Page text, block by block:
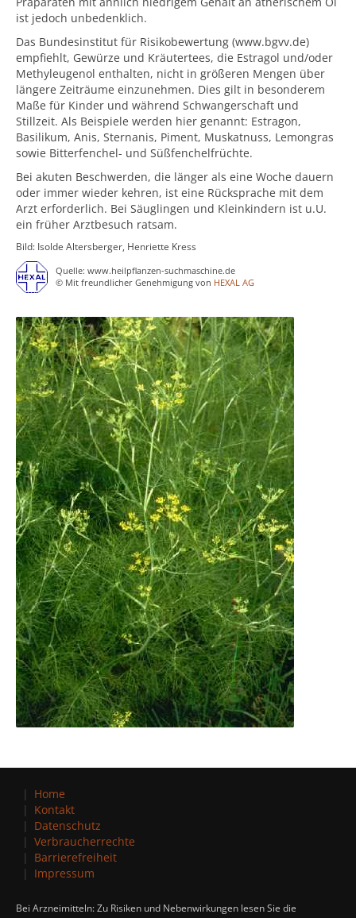
ist jedoch unbedenklich.
Das Bundesinstitut für Risikobewertung (www.bgvv.de)
empfiehlt, Gewürze und Kräutertees, die Estragol und/oder
Methyleugenol enthalten, nicht in größeren Mengen über
längere Zeiträume einzunehmen. Dies gilt in besonderem
Maße für Kinder und während Schwangerschaft und
Stillzeit. Als Beispiele werden hier genannt: Estragon,
Basilikum, Anis, Sternanis, Piment, Muskatnuss, Lemongras
sowie Bitterfenchel- und Süßfenchelfrüchte.
Bei akuten Beschwerden, die länger als eine Woche dauern
oder immer wieder kehren, ist eine Rücksprache mit dem
Arzt erforderlich. Bei Säuglingen und Kleinkindern ist u.U.
ein früher Arztbesuch ratsam.
Bild: Isolde Altersberger, Henriette Kress
Quelle: www.heilpflanzen-suchmaschine.de
© Mit freundlicher Genehmigung von HEXAL AG
Home
Kontakt
Datenschutz
Verbraucherrechte
Barrierefreiheit
Impressum
Bei Arzneimitteln: Zu Risiken und Nebenwirkungen lesen Sie die